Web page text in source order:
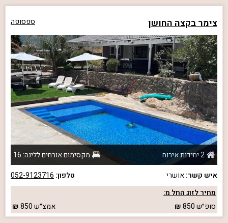
צימר בקצה החושן ספסופה
2 יחידות אירוח
מקסימום אורחים ללינה: 16
איש קשר:אושרי טלפון: 052-9123716
מחיר לזוג החל מ:
סופ״ש850 אמצ״ש850